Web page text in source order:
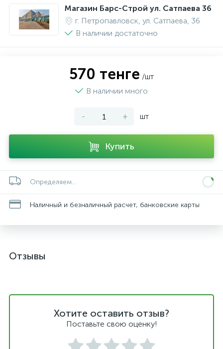
Магазин Барс-Строй ул. Сатпаева 36
г. Петропавловск, ул. Сатпаева, 36
В наличии достаточно
570 тенге /шт
В наличии много
- + шт
Купить
Определяем...
Наличный и безналичный расчет, банковские карты
Отзывы
Хотите оставить отзыв?
Поставьте свою оценку!